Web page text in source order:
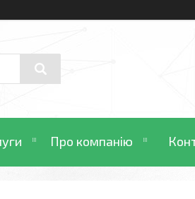
Про компанію